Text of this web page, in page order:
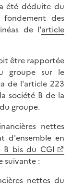
été déduite du
fondement des
de l'article
être rapportée
groupe sur le
de l'article 223
société B de la
groupe.
nettes
d'ensemble en
B bis du CGI
suivante :
nettes du